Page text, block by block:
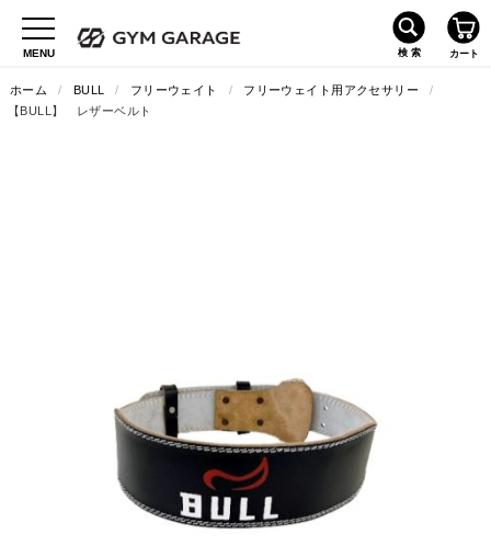
ホーム / BULL / フリーウェイト / フリーウェイト用アクセサリー
/
【BULL】 レザーベルト